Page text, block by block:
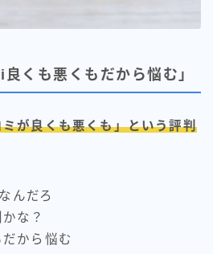
くも悪くもだから悩む」
が良くも悪くも」という評判
んだろ
な？
から悩む